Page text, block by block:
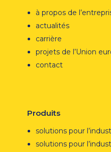
à propos de
actualités
carrière
projets de l’Union
contact
Produits
solutions pour
solutions pour